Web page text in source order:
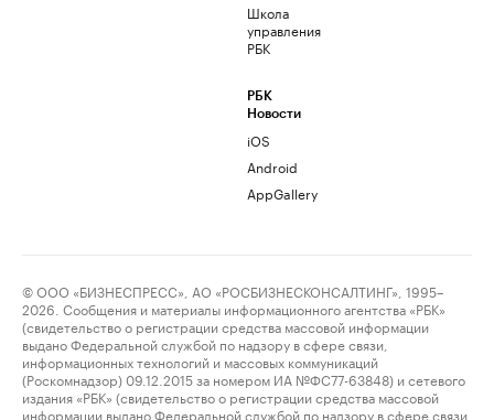
Школа
управления
РБК
РБК
Новости
iOS
Android
AppGallery
© ООО «БИЗНЕСПРЕСС», АО «РОСБИЗНЕСКОНСАЛТИНГ», 1995–
2026. Сообщения и материалы информационного агентства «РБК»
(свидетельство о регистрации средства массовой информации
выдано Федеральной службой по надзору в сфере связи,
информационных технологий и массовых коммуникаций
(Роскомнадзор) 09.12.2015 за номером ИА №ФС77-63848) и сетевого
издания «РБК» (свидетельство о регистрации средства массовой
информации выдано Федеральной службой по надзору в сфере связи,